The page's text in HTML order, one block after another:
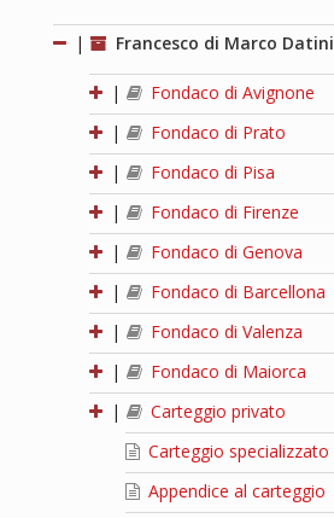
| Francesco di Marco Datini
|
Fondaco di Avignone
|
Fondaco di Prato
|
Fondaco di Pisa
|
Fondaco di Firenze
|
Fondaco di Genova
|
Fondaco di Barcellona
|
Fondaco di Valenza
|
Fondaco di Maiorca
|
Carteggio privato
Carteggio specializzato
Appendice al carteggio